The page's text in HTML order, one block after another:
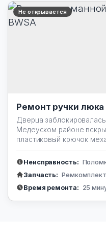
Не открывается
Ремонт ручки люка
Дверца
Медеуском районе
пластиковый крючок
Неисправность:
Запчасть:
Время ремонта: 25